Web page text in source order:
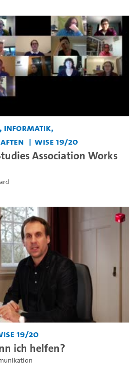
Informatik,
WiSe 19/20
Association Works
19/20
ich helfen?